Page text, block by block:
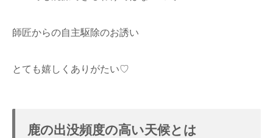
師匠からの自主駆除のお誘い
とても嬉しくありがたい♡
鹿の出没頻度の高い天候とは